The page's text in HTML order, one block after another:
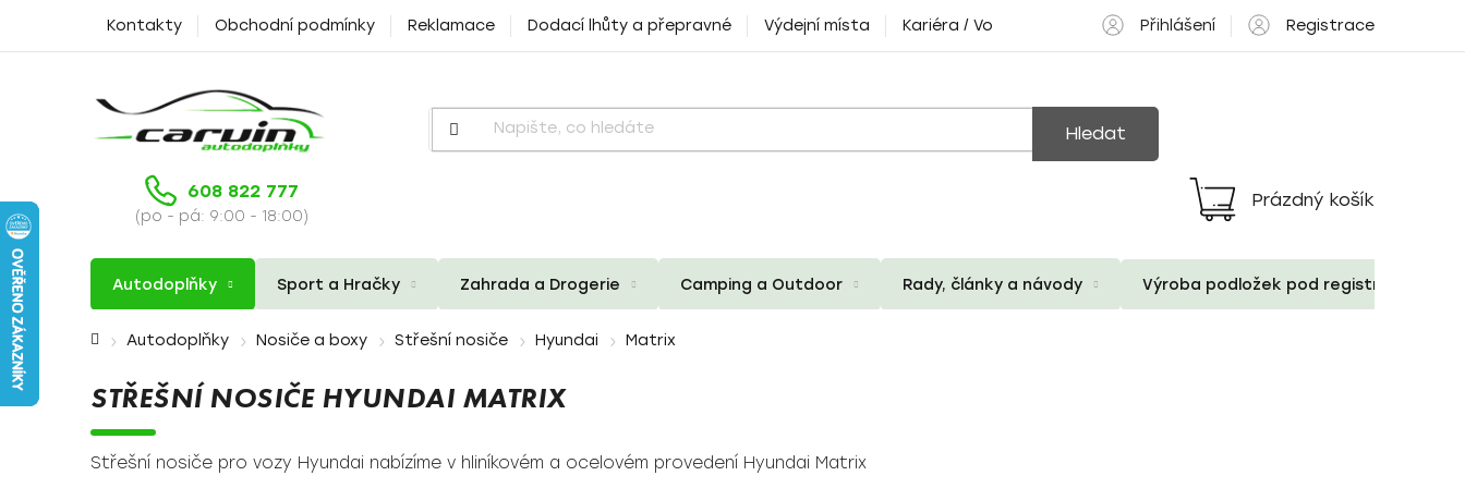
Kontakty Obchodní podmínky Reklamace Dodací lhůty a přepravné Výdejní místa Kariéra / Volné pozice Přihlášení Registrace
Hledat
608 822 777
(po - pá: 9:00 - 18:00)
Nákupní
košík
Prázdný košík
Autodoplňky Sport a Hračky Zahrada a Drogerie Camping a Outdoor Rady, články a návody Výroba podložek pod registrační
Domů Autodoplňky Nosiče a boxy Střešní nosiče Hyundai Matrix
STŘEŠNÍ NOSIČE HYUNDAI MATRIX
Střešní nosiče pro vozy Hyundai nabízíme v hliníkovém a ocelovém provedení Hyundai Matrix